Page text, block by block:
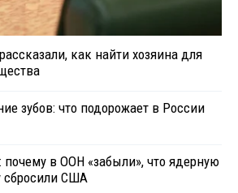
как найти хозяина для
зубов: что подорожает в России
в ООН «забыли», что ядерную
сбросили США